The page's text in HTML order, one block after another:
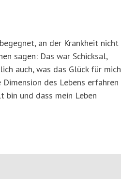
an der Krankheit nicht
sagen: Das war Schicksal,
auch, was das Glück für mich
des Lebens erfahren
bin und dass mein Leben